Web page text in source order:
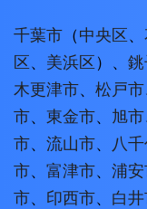
千葉市 （中央区、
区、 美浜区）、
木更津市、 松戸市
市、 東金市、 旭市
市、 流山市、 八
市、 富津市、 浦
市、 印西市、 白